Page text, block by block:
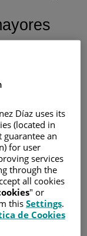
Jiménez
marzo de 2023
Jiménez Díaz
Díaz uses its
(located in
an
for user
services
through the
all cookies
" or
this Settings.
de Cookies